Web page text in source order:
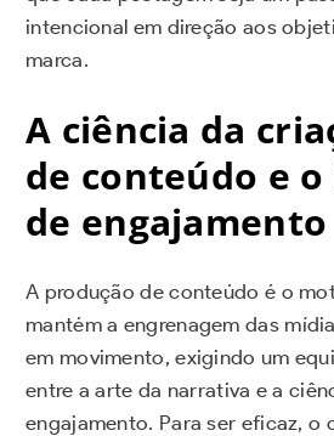
intencional em direção aos
marca.
A ciência da
de conteúdo e
de engajamento
A produção de conteúdo é o
mantém a engrenagem das
em movimento, exigindo um
entre a arte da narrativa e a
engajamento. Para ser eficaz, o